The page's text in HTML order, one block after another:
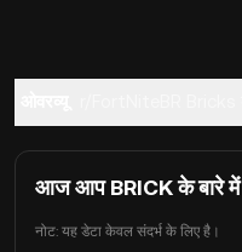
आज आप BRICK के बारे में
नोट: यह डेटा केवल संदर्भ के लिए है।